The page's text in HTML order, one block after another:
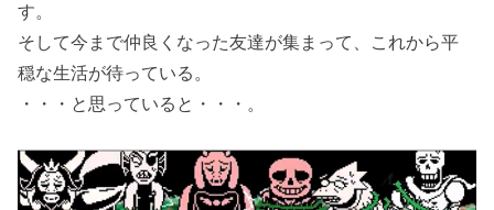
す。
そして今まで仲良くなった友達が集まって、これから平
穏な生活が待っている。
・・・と思っていると・・・。